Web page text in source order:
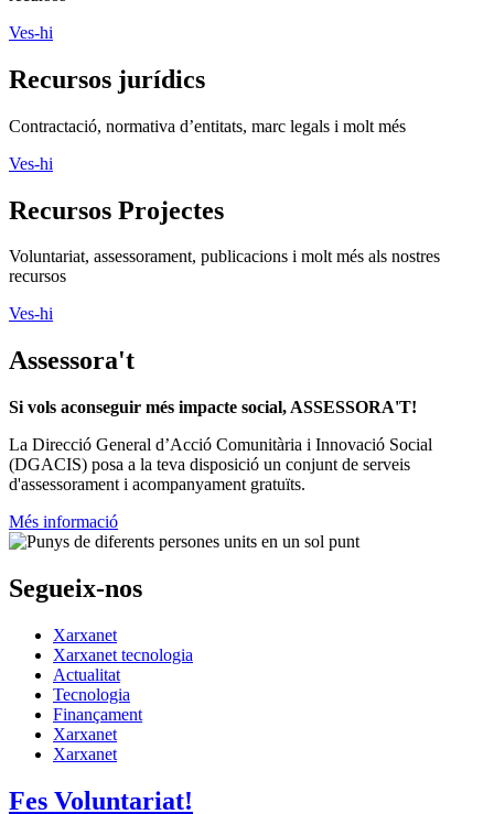
recursos
Ves-hi
Assessora't
Si vols aconseguir més impacte social, ASSESSORA'T!
(DGACIS)
Més informació
Segueix-nos
Xarxanet
Actualitat
Tecnologia
Xarxanet
Xarxanet
Fes Voluntariat!
Ofertes de feina
Butlletins
Contacte